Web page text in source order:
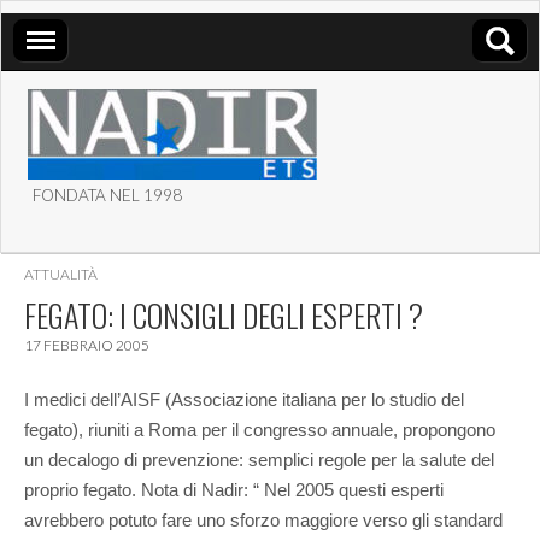
ASSOCIAZIONE NADIR
ETS
FONDATA NEL 1998
ATTUALITÀ
FEGATO: I CONSIGLI DEGLI ESPERTI ?
17 FEBBRAIO 2005
I medici dell’AISF (Associazione italiana per lo studio del
fegato), riuniti a Roma per il congresso annuale, propongono
un decalogo di prevenzione: semplici regole per la salute del
proprio fegato. Nota di Nadir: “ Nel 2005 questi esperti
avrebbero potuto fare uno sforzo maggiore verso gli standard